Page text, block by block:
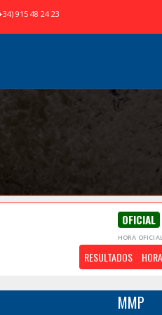
915 48 24 23
OFICIAL
HORA
RESULTADOS
MMP